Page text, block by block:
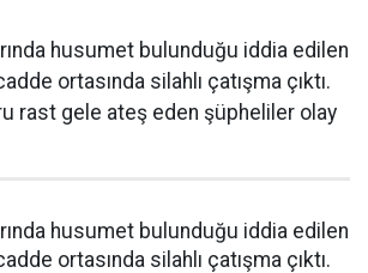
husumet bulunduğu iddia edilen
ortasında silahlı çatışma çıktı.
rast gele ateş eden şüpheliler olay
husumet bulunduğu iddia edilen
ortasında silahlı çatışma çıktı.